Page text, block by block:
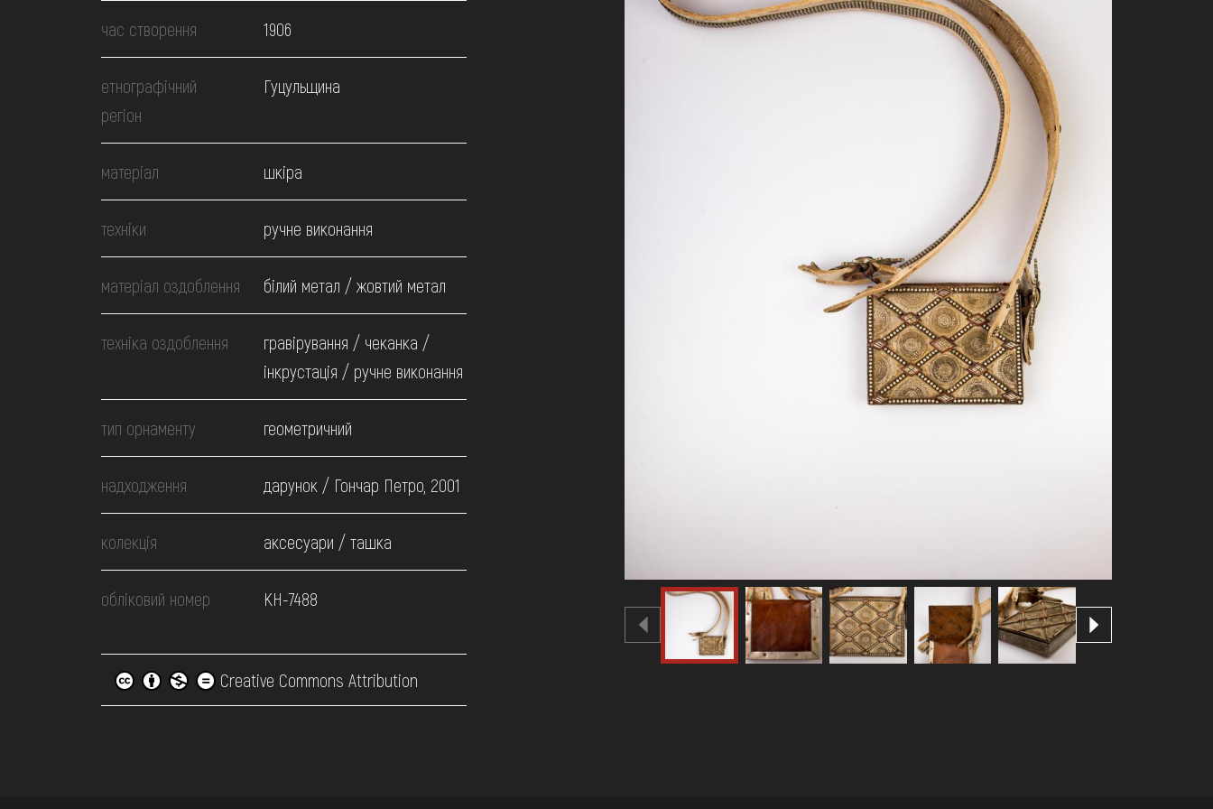
ВІДВІДАТИ
НАВЧИТИСЯ
ПОСЛУГИ
час створення 1906
етнографічний
регіон
Гуцульщина
матеріал шкіра
техніки ручне виконання
матеріал оздоблення білий метал / жовтий метал
техніка оздоблення
гравірування / чеканка /
інкрустація / ручне виконання
тип орнаменту геометричний
надходження дарунок / Гончар Петро, 2001
колекція аксесуари / ташка
обліковий номер КН-7488
Creative Commons Attribution